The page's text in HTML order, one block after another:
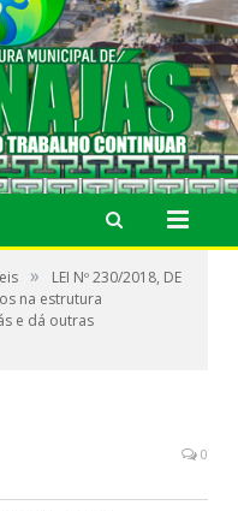
»
LEI Nº 230/2018, DE
na estrutura
e dá outras
0